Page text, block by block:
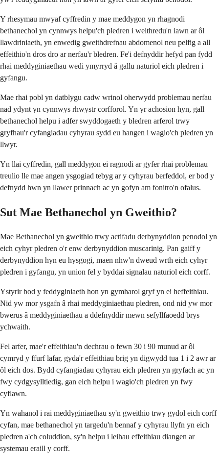
Y rhesymau mwyaf cyffredin y mae meddygon yn rhagnodi
bethanechol yn cynnwys helpu'ch pledren i weithredu'n iawn ar ôl
llawdriniaeth, yn enwedig gweithdrefnau abdomenol neu pelfig a all
effeithio'n dros dro ar nerfau'r bledren. Fe'i defnyddir hefyd pan fydd
rhai meddyginiaethau wedi ymyrryd â gallu naturiol eich pledren i
gyfangu.
Mae rhai pobl yn datblygu cadw wrinol oherwydd problemau nerfau
nad ydynt yn cynnwys rhwystr corfforol. Yn yr achosion hyn, gall
bethanechol helpu i adfer swyddogaeth y bledren arferol trwy
gryfhau'r cyfangiadau cyhyrau sydd eu hangen i wagio'ch pledren yn
llwyr.
Yn llai cyffredin, gall meddygon ei ragnodi ar gyfer rhai problemau
treulio lle mae angen ysgogiad tebyg ar y cyhyrau berfeddol, er bod y
defnydd hwn yn llawer prinnach ac yn gofyn am fonitro'n ofalus.
Sut Mae Bethanechol yn Gweithio?
Mae Bethanechol yn gweithio trwy actifadu derbynyddion penodol yn
eich cyhyr pledren o'r enw derbynyddion muscarinig. Pan gaiff y
derbynyddion hyn eu hysgogi, maen nhw'n dweud wrth eich cyhyr
pledren i gyfangu, yn union fel y byddai signalau naturiol eich corff.
Ystyrir bod y feddyginiaeth hon yn gymharol gryf yn ei heffeithiau.
Nid yw mor ysgafn â rhai meddyginiaethau pledren, ond nid yw mor
bwerus â meddyginiaethau a ddefnyddir mewn sefyllfaoedd brys
ychwaith.
Fel arfer, mae'r effeithiau'n dechrau o fewn 30 i 90 munud ar ôl
cymryd y ffurf lafar, gyda'r effeithiau brig yn digwydd tua 1 i 2 awr ar
ôl eich dos. Bydd cyfangiadau cyhyrau eich pledren yn gryfach ac yn
fwy cydgysylltiedig, gan eich helpu i wagio'ch pledren yn fwy
cyflawn.
Yn wahanol i rai meddyginiaethau sy'n gweithio trwy gydol eich corff
cyfan, mae bethanechol yn targedu'n bennaf y cyhyrau llyfn yn eich
pledren a'ch coluddion, sy'n helpu i leihau effeithiau diangen ar
systemau eraill y corff.